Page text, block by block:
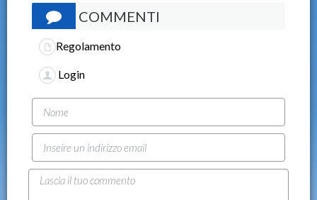
COMMENTI
Regolamento
Login